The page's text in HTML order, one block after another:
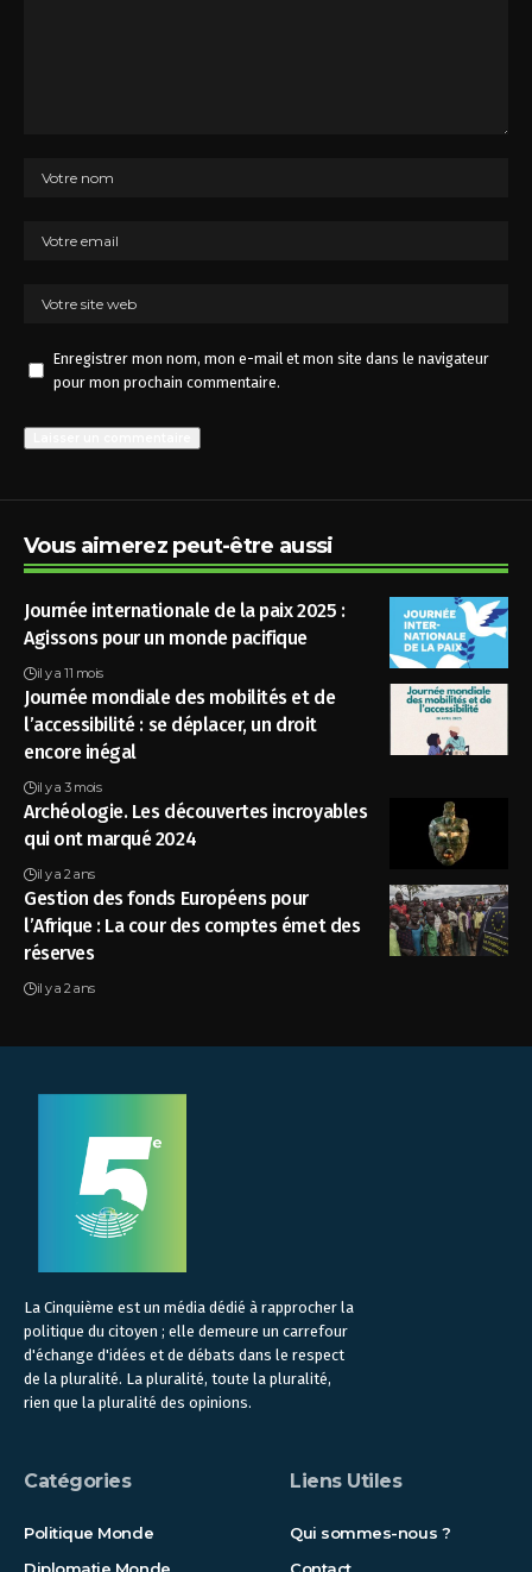
Enregistrer mon nom, mon e-mail et mon site dans le navigateur
pour mon prochain commentaire.
Vous aimerez peut-être aussi
Journée internationale de la paix 2025 :
Agissons pour un monde pacifique
il y a 11 mois
Journée mondiale des mobilités et de
l’accessibilité : se déplacer, un droit
encore inégal
il y a 3 mois
Archéologie. Les découvertes incroyables
qui ont marqué 2024
il y a 2 ans
Gestion des fonds Européens pour
l’Afrique : La cour des comptes émet des
réserves
il y a 2 ans
La Cinquième est un média dédié à rapprocher la
politique du citoyen ; elle demeure un carrefour
d'échange d'idées et de débats dans le respect
de la pluralité. La pluralité, toute la pluralité,
rien que la pluralité des opinions.
Catégories
Politique Monde
Diplomatie Monde
Liens Utiles
Qui sommes-nous ?
Contact